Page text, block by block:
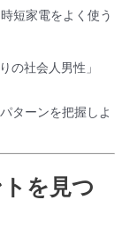
短家電をよく使う
の社会人男性」
ターンを把握しよ
を見つ